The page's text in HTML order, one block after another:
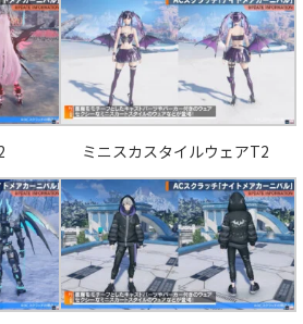
ミニスカスタイルウェアT2